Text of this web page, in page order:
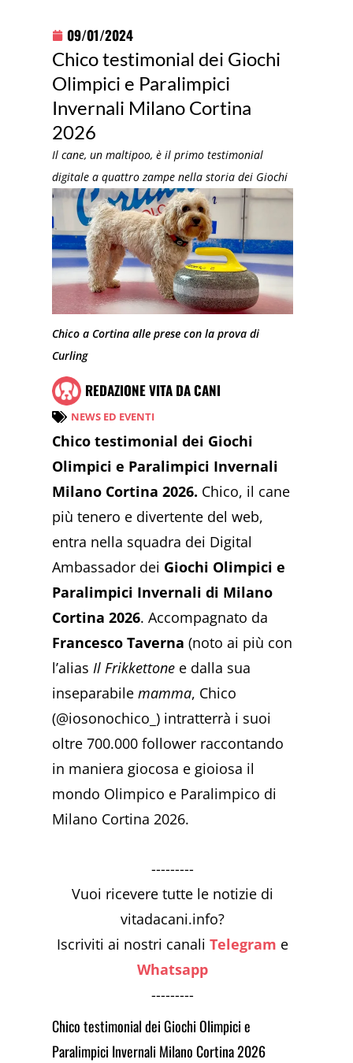
09/01/2024
Chico testimonial dei Giochi
Olimpici e Paralimpici
Invernali Milano Cortina
2026
Il cane, un maltipoo, è il primo testimonial
digitale a quattro zampe nella storia dei Giochi
Chico a Cortina alle prese con la prova di
Curling
REDAZIONE VITA DA CANI
NEWS ED EVENTI
Chico testimonial dei Giochi
Olimpici e Paralimpici Invernali
Milano Cortina 2026. Chico, il cane
più tenero e divertente del web,
entra nella squadra dei Digital
Ambassador dei Giochi Olimpici e
Paralimpici Invernali di Milano
Cortina 2026. Accompagnato da
Francesco Taverna (noto ai più con
l’alias Il Frikkettone e dalla sua
inseparabilemamma, Chico
(@iosonochico_) intratterrà i suoi
oltre 700.000 follower raccontando
in maniera giocosa e gioiosa il
mondo Olimpico e Paralimpico di
Milano Cortina 2026.
---------
Vuoi ricevere tutte le notizie di
vitadacani.info?
Iscriviti ai nostri canaliTelegram e
Whatsapp
---------
Chico testimonial dei Giochi Olimpici e
Paralimpici Invernali Milano Cortina 2026